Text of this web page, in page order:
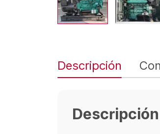
Descripción
Descripción